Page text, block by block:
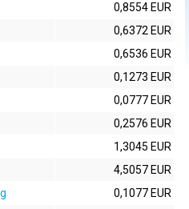
0,8554 EUR
0,6372 EUR
0,6536 EUR
0,1273 EUR
0,0777 EUR
0,2576 EUR
1,3045 EUR
4,5057 EUR
0,1077 EUR